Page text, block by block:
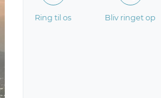
Ring til os Bliv ringet op